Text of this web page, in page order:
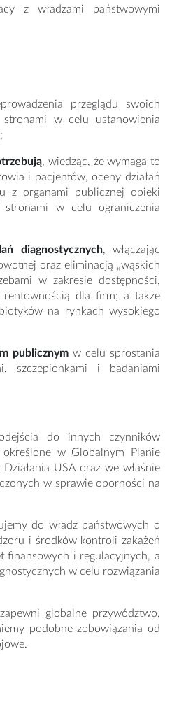
z władzami państwowymi
przeglądu swoich
w celu ustanowienia
, wiedząc, że wymaga to
i pacjentów, oceny działań
z organami publicznej opieki
stronami w celu ograniczenia
diagnostycznych, włączając
oraz eliminacją „wąskich
w zakresie dostępności,
rentownością dla firm; a także
na rynkach wysokiego
publicznymw celu sprostania
szczepionkami i badaniami
do innych czynników
w Globalnym Planie
USA oraz we właśnie
w sprawie oporności na
do władz państwowych o
i środków kontroli zakażeń
finansowych i regulacyjnych, a
w celu rozwiązania
globalne przywództwo,
podobne zobowiązania od